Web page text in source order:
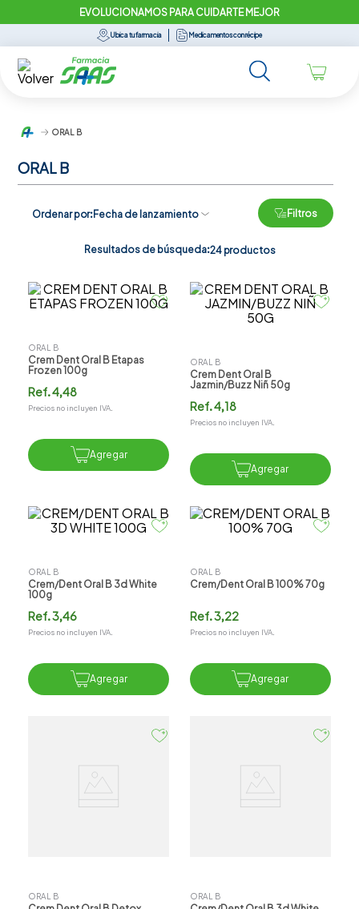
EVOLUCIONAMOS PARA CUIDARTE MEJOR
Ubica tu farmacia Medicamentos con récipe
ORAL B
ORAL B
Ordenar por Fecha de lanzamiento Filtros
Resultados de búsqueda:24 productos
ORAL B
Crem Dent Oral B Etapas
Frozen 100g
Ref.4,48
Precios no incluyen IVA.
Agregar
ORAL B
Crem Dent Oral B
Jazmin/buzz Niñ 50g
Ref.4,18
Precios no incluyen IVA.
Agregar
ORAL B
Crem/dent Oral B 3d White
100g
Ref.3,46
Precios no incluyen IVA.
Agregar
ORAL B
Crem/dent Oral B 100% 70g
Ref.3,22
Precios no incluyen IVA.
Agregar
ORAL B ORAL B